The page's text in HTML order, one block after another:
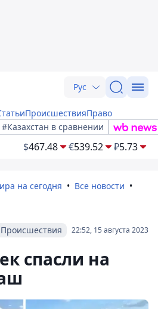
Рус
ПроисшествияПраво
#Казахстан в сравнении
$467.48 €539.52 ₽5.73
на сегодня
Все новости
22:52, 15 августа 2023
Происшествия
спасли на